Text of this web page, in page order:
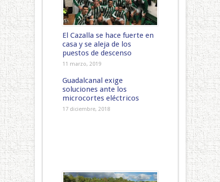
El Cazalla se hace fuerte en
casa y se aleja de los
puestos de descenso
11 marzo, 2019
Guadalcanal exige
soluciones ante los
microcortes eléctricos
17 diciembre, 2018